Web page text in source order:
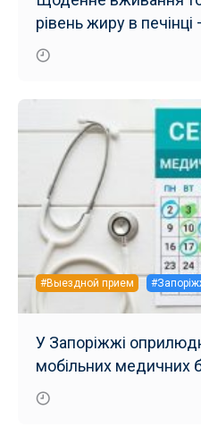
рівень жиру в
дослідження
#Выездной прием
У Запоріжжі
мобільних медичних